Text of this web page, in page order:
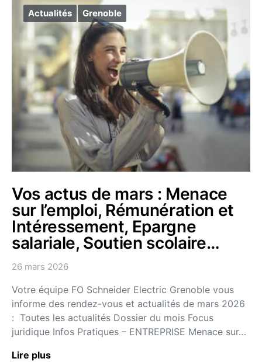
Actualités Grenoble
Vos actus de mars : Menace
sur l’emploi, Rémunération et
Intéressement, Epargne
salariale, Soutien scolaire…
26 mars 2026
Votre équipe FO Schneider Electric Grenoble vous
informe des rendez-vous et actualités de mars 2026
: Toutes les actualités Dossier du mois Focus
juridique Infos Pratiques – ENTREPRISE Menace sur…
Lire plus